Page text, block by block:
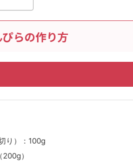
らの作り方
り）：100g
）